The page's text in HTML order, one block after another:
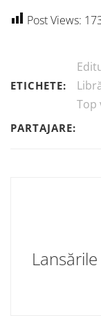
Post Views:
ETICHETE:
Top
PARTAJARE: